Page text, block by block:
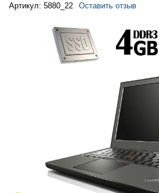
Артикул: 5880_22 Оставить отзыв